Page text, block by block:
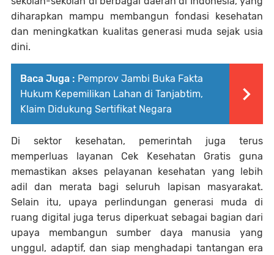
diharapkan mampu membangun fondasi kesehatan
dan meningkatkan kualitas generasi muda sejak usia
dini.
Baca Juga : Pemprov Jambi Buka Fakta
Hukum Kepemilikan Lahan di Tanjabtim,
Klaim Didukung Sertifikat Negara
Di sektor kesehatan, pemerintah juga terus
memperluas layanan Cek Kesehatan Gratis guna
memastikan akses pelayanan kesehatan yang lebih
adil dan merata bagi seluruh lapisan masyarakat.
Selain itu, upaya perlindungan generasi muda di
ruang digital juga terus diperkuat sebagai bagian dari
upaya membangun sumber daya manusia yang
unggul, adaptif, dan siap menghadapi tantangan era